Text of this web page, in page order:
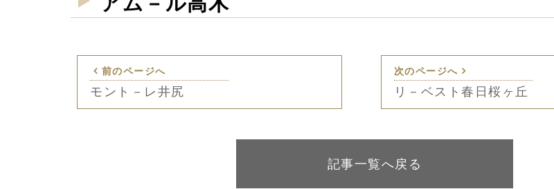
前のページへ
モント－レ井尻
次のページへ
リ－ベスト春日桜ヶ丘
記事一覧へ戻る